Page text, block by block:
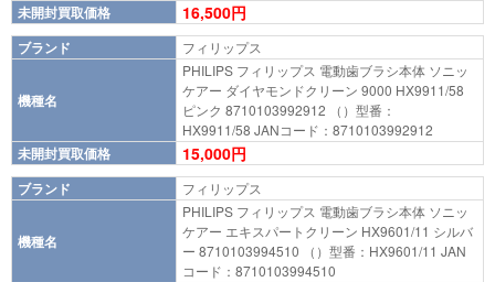
未開封買取価格 16,500円
ブランド フィリップス
機種名
PHILIPS フィリップス 電動歯ブラシ本体 ソニッ
ケアー ダイヤモンドクリーン 9000 HX9911/58
ピンク 8710103992912 （）型番：
HX9911/58 JANコード：8710103992912
未開封買取価格 15,000円
ブランド フィリップス
機種名
PHILIPS フィリップス 電動歯ブラシ本体 ソニッ
ケアー エキスパートクリーン HX9601/11 シルバ
ー 8710103994510 （）型番：HX9601/11 JAN
コード：8710103994510